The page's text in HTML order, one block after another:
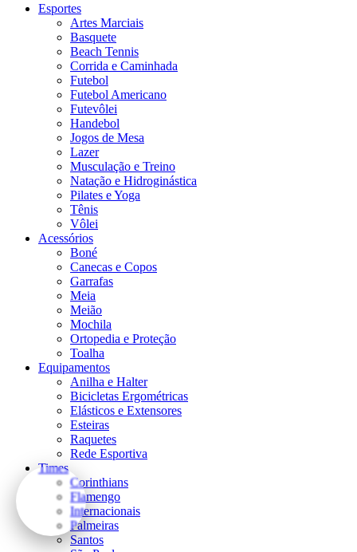
Esportes
Artes Marciais
Basquete
Beach Tennis
Corrida e Caminhada
Futebol
Futebol Americano
Futevôlei
Handebol
Jogos de Mesa
Lazer
Musculação e Treino
Natação e Hidroginástica
Pilates e Yoga
Tênis
Vôlei
Acessórios
Boné
Canecas e Copos
Garrafas
Meia
Meião
Mochila
Ortopedia e Proteção
Toalha
Equipamentos
Anilha e Halter
Bicicletas Ergométricas
Elásticos e Extensores
Esteiras
Raquetes
Rede Esportiva
Times
Corinthians
Flamengo
Internacionais
Palmeiras
Santos